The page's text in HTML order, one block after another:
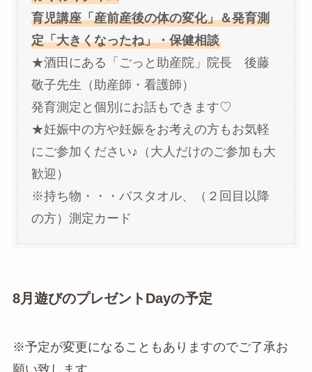
育児講座「産前産後の体の変化」＆発育測
定「大きくなったね」・保健相談
★酒田にある「ごっと助産院」院長 後藤
敬子先生（助産師・看護師）
発育測定と個別にお話もできます♡
★妊娠中の方や妊娠をお考えの方もお気軽
にご参加ください♪（大人だけのご参加も大
歓迎）
※持ち物・・・バスタオル、（２回目以降
の方）測定カード
8月遊びのプレゼントDayの予定
※予定が変更になることもありますのでご了承お
願い致します。